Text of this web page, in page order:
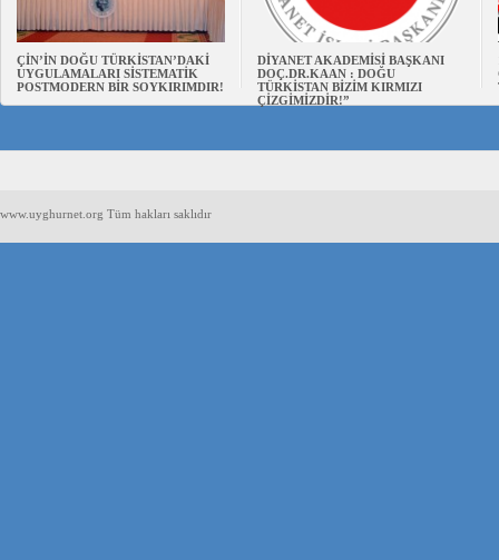
ÇİN’İN DOĞU TÜRKİSTAN’DAKİ
UYGULAMALARI SİSTEMATİK
POSTMODERN BİR SOYKIRIMDIR!
DİYANET AKADEMİSİ BAŞKANI
DOÇ.DR.KAAN : DOĞU
TÜRKİSTAN BİZİM KIRMIZI
ÇİZGİMİZDİR!”
www.uyghurnet.org Tüm hakları saklıdır